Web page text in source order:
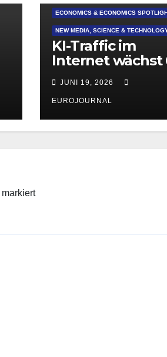
ECONOMICS & ECONOMICS
NEW MEDIA, SCIENCE &
KI-Traffic im
Internet wächst
der normale
JUNI 19, 2026
EUROJOURNAL
markiert